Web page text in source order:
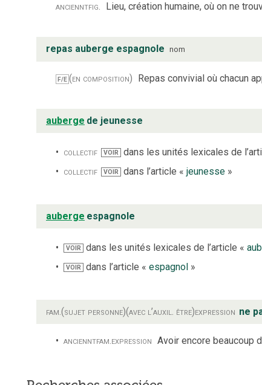
ancienntfig. Lieu, création humaine, où on ne
repas auberge espagnole nom
F/E (en composition) Repas convivial où chacun
auberge de jeunesse
collectif VOIR dans les unités lexicales de
collectif
VOIR dans l’article « jeunesse»
auberge espagnole
VOIR dans les unités lexicales de l’article «
VOIR dans l’article «espagnol »
fam.(sujet personne)(avec l’auxil. être)expression ne
ancienntfam.expression Avoir encore beaucoup